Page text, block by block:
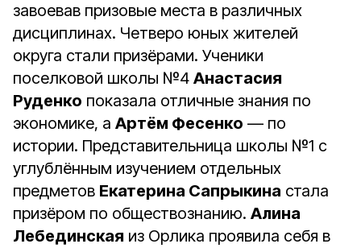
завоевав призовые места в различных
дисциплинах. Четверо юных жителей
округа стали призёрами. Ученики
поселковой школы №4 Анастасия
Руденко показала отличные знания по
экономике, а Артём Фесенко — по
истории. Представительница школы №1 с
углублённым изучением отдельных
предметов Екатерина Сапрыкина стала
призёром по обществознанию. Алина
Лебединская из Орлика проявила себя в